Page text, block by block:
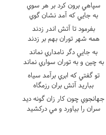
سپاهي برون کرد بر هر سوي
به جايي که آمد نشان گوي
بفرمود تا آتش اندر زدند
همه شهر توران بهم بر زدند
به جايي دگر نامداري نماند
به چين و به توران سواري نماند
تو گفتي که ابري برآمد سياه
بباريد آتش بران رزمگاه
جهانجوي چون کار زان گونه ديد
سران را بياورد و مي درکشيد